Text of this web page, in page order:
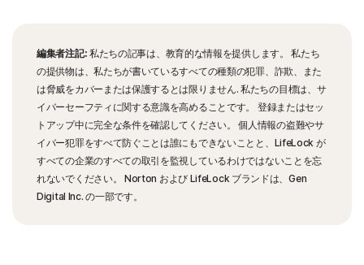
編集者注記: 私たちの記事は、教育的な情報を提供します。 私たち
の提供物は、私たちが書いているすべての種類の犯罪、詐欺、また
は脅威をカバーまたは保護するとは限りません. 私たちの目標は、サ
イバーセーフティに関する意識を高めることです。 登録またはセッ
トアップ中に完全な条件を確認してください。 個人情報の盗難やサ
イバー犯罪をすべて防ぐことは誰にもできないことと、LifeLock が
すべての企業のすべての取引を監視しているわけではないことを忘
れないでください。 Norton および LifeLock ブランドは、Gen
Digital Inc. の一部です。